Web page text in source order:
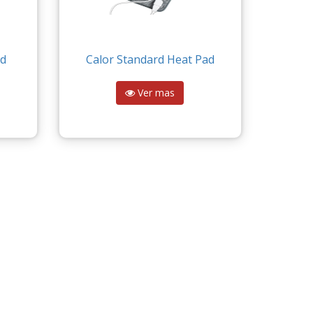
Calor Standard Heat Pad
Ver mas